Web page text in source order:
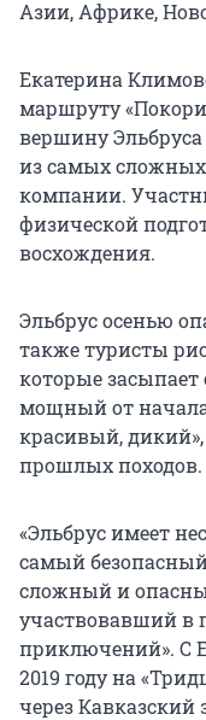
Азии, Африке,
Екатерина
маршруту
вершину Эльбруса
из самых
компании.
физической
восхождения.
Эльбрус осенью
также туристы
которые
мощный от
красивый,
прошлых походов.
«Эльбрус имеет
самый
сложный и
участвовавший в
приключений». С
2019 году на
через